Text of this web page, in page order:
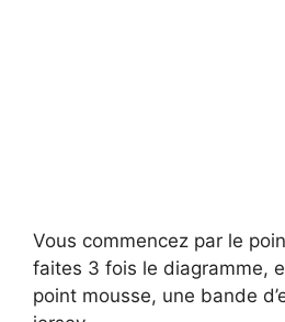
Vous commencez par le
faites 3 fois le diagramme,
point mousse, une bande